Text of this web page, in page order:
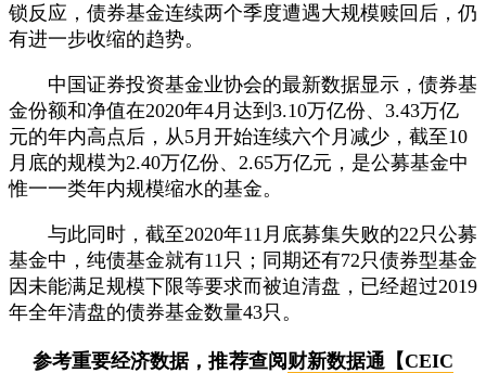
锁反应，债券基金连续两个季度遭遇大规模赎回后，仍
有进一步收缩的趋势。
中国证券投资基金业协会的最新数据显示，债券基
金份额和净值在2020年4月达到3.10万亿份、3.43万亿
元的年内高点后，从5月开始连续六个月减少，截至10
月底的规模为2.40万亿份、2.65万亿元，是公募基金中
惟一一类年内规模缩水的基金。
与此同时，截至2020年11月底募集失败的22只公募
基金中，纯债基金就有11只；同期还有72只债券型基金
因未能满足规模下限等要求而被迫清盘，已经超过2019
年全年清盘的债券基金数量43只。
参考重要经济数据，推荐查阅 财新数据通【CEIC